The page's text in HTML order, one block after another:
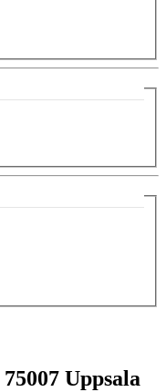
75007 Uppsala